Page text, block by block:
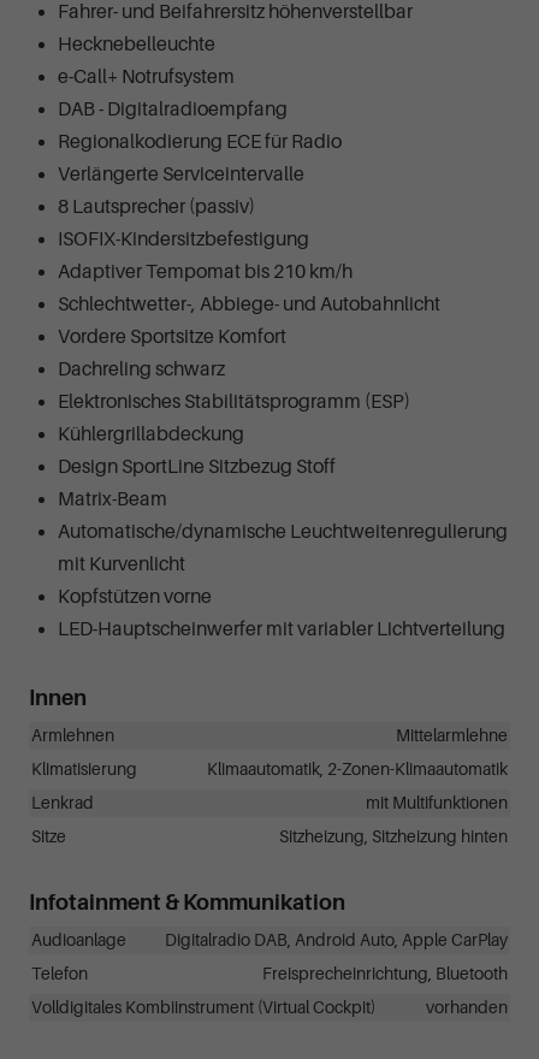
Fahrer- und Beifahrersitz höhenverstellbar
Hecknebelleuchte
e-Call+ Notrufsystem
DAB - Digitalradioempfang
Regionalkodierung ECE für Radio
Verlängerte Serviceintervalle
8 Lautsprecher (passiv)
ISOFIX-Kindersitzbefestigung
Adaptiver Tempomat bis 210 km/h
Schlechtwetter-, Abbiege- und Autobahnlicht
Vordere Sportsitze Komfort
Dachreling schwarz
Elektronisches Stabilitätsprogramm (ESP)
Kühlergrillabdeckung
Design SportLine Sitzbezug Stoff
Matrix-Beam
Automatische/dynamische Leuchtweitenregulierung
mit Kurvenlicht
Kopfstützen vorne
LED-Hauptscheinwerfer mit variabler Lichtverteilung
Innen
Armlehnen
Mittelarmlehne
Klimatisierung
Klimaautomatik, 2-Zonen-Klimaautomatik
Lenkrad
mit Multifunktionen
Sitze
Sitzheizung, Sitzheizung hinten
Infotainment & Kommunikation
Audioanlage
Digitalradio DAB, Android Auto, Apple CarPlay
Telefon
Freisprecheinrichtung, Bluetooth
Volldigitales Kombiinstrument (Virtual Cockpit)
vorhanden